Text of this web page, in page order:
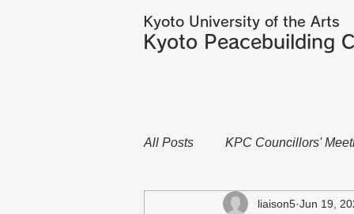
Kyoto University of the Arts
Kyoto Peacebuilding
All Posts KPC Councillors'
liaison5 Jun 19,